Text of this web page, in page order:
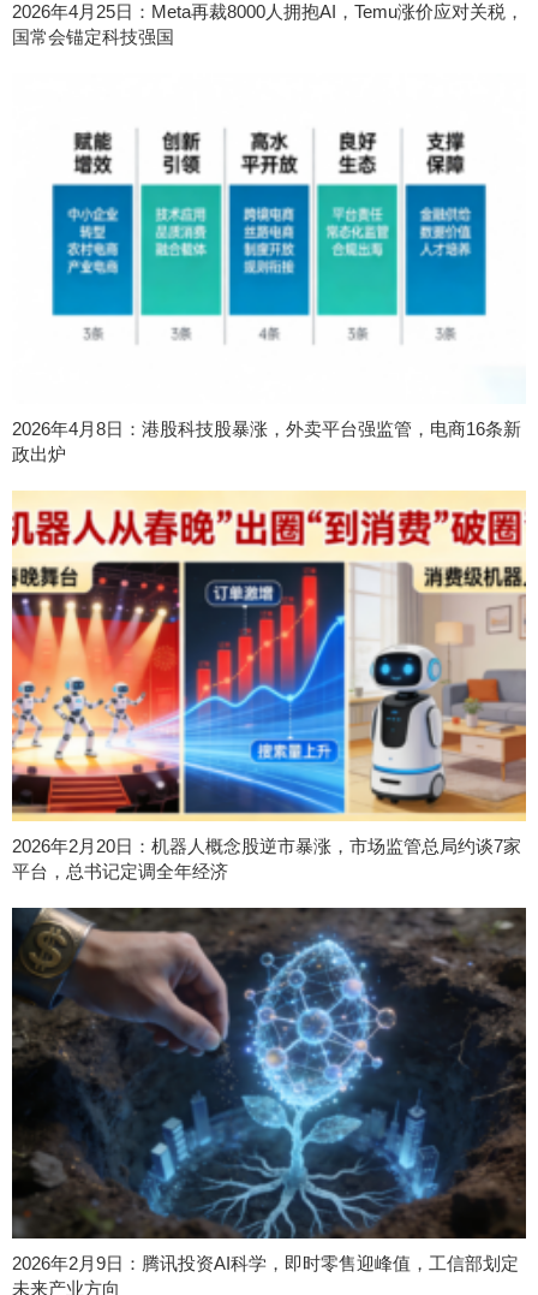
2026年4月25日：Meta再裁8000人拥抱AI，Temu涨价应对关税，
国常会锚定科技强国
2026年4月8日：港股科技股暴涨，外卖平台强监管，电商16条新
政出炉
2026年2月20日：机器人概念股逆市暴涨，市场监管总局约谈7家
平台，总书记定调全年经济
2026年2月9日：腾讯投资AI科学，即时零售迎峰值，工信部划定
未来产业方向